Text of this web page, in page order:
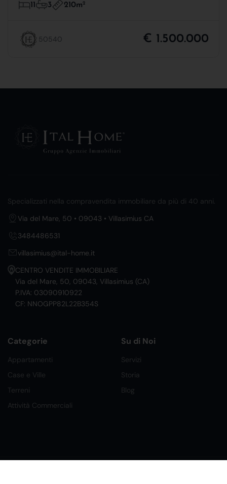
11 3 210m2
50540 € 1.500.000
Specializzati nella compravendita immobiliare da più di 40 anni.
Via del Mare, 50 • 09043 • Villasimius CA
3484486531
villasimius@ital-home.it
CENTRO VENDITE IMMOBILIARE
Via del Mare, 50, 09043, Villasimius (CA)
P.IVA: 03090910922
CF: NNOGPP82L22B354S
Categorie
Appartamenti
Case e Ville
Terreni
Attività Commerciali
Su di Noi
Servizi
Storia
Blog